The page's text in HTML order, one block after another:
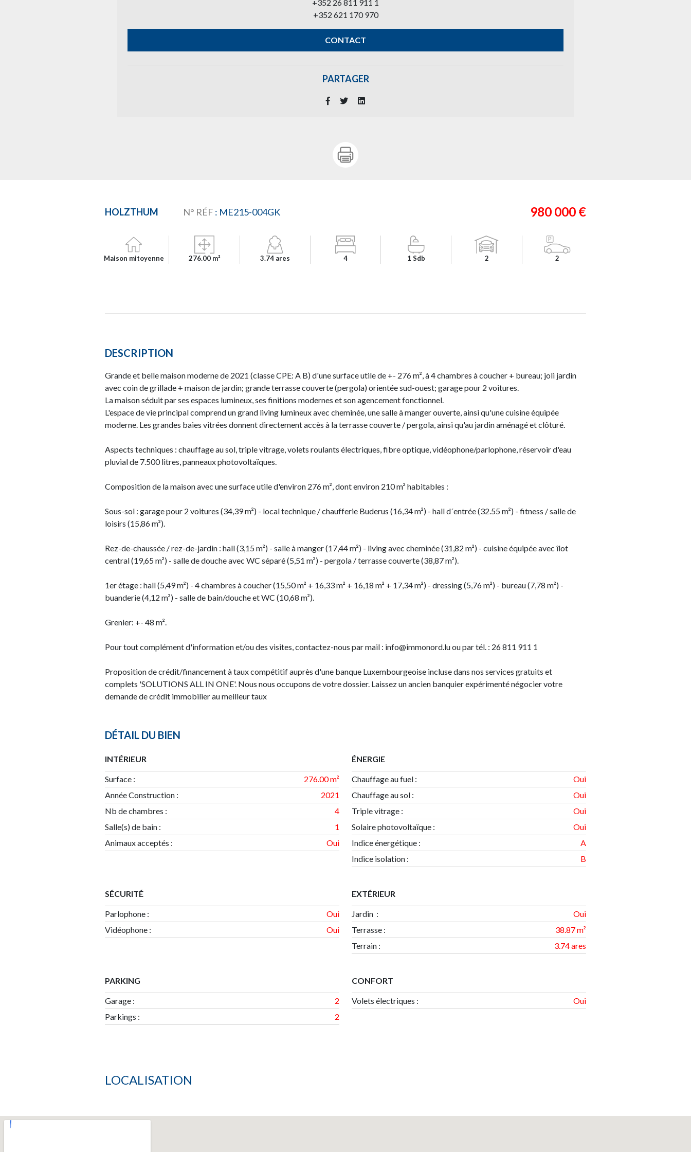
+352 26 811 911 1
+352 621 170 970
CONTACT
PARTAGER
HOLZTHUM N° RÉF : ME215-004GK 980 000 €
Maison mitoyenne 276.00 m² 3.74 ares 4 1 Sdb 2 2
DESCRIPTION
Grande et belle maison moderne de 2021 (classe CPE: A B) d'une surface utile de +- 276 m², à 4 chambres à coucher + bureau; joli jardin
avec coin de grillade + maison de jardin; grande terrasse couverte (pergola) orientée sud-ouest; garage pour 2 voitures.
La maison séduit par ses espaces lumineux, ses finitions modernes et son agencement fonctionnel.
L'espace de vie principal comprend un grand living lumineux avec cheminée, une salle à manger ouverte, ainsi qu'une cuisine équipée
moderne. Les grandes baies vitrées donnent directement accès à la terrasse couverte / pergola, ainsi qu'au jardin aménagé et clôturé.
Aspects techniques : chauffage au sol, triple vitrage, volets roulants électriques, fibre optique, vidéophone/parlophone, réservoir d'eau
pluvial de 7.500 litres, panneaux photovoltaïques.
Composition de la maison avec une surface utile d'environ 276 m², dont environ 210 m² habitables :
Sous-sol : garage pour 2 voitures (34,39 m²) - local technique / chaufferie Buderus (16,34 m²) - hall d´entrée (32.55 m²) - fitness / salle de
loisirs (15,86 m²).
Rez-de-chaussée / rez-de-jardin : hall (3,15 m²) - salle à manger (17,44 m²) - living avec cheminée (31,82 m²) - cuisine équipée avec îlot
central (19,65 m²) - salle de douche avec WC séparé (5,51 m²) - pergola / terrasse couverte (38,87 m²).
1er étage : hall (5,49 m²) - 4 chambres à coucher (15,50 m² + 16,33 m² + 16,18 m² + 17,34 m²) - dressing (5,76 m²) - bureau (7,78 m²) -
buanderie (4,12 m²) - salle de bain/douche et WC (10,68 m²).
Grenier: +- 48 m².
Pour tout complément d'information et/ou des visites, contactez-nous par mail : info@immonord.lu ou par tél. : 26 811 911 1
Proposition de crédit/financement à taux compétitif auprès d'une banque Luxembourgeoise incluse dans nos services gratuits et
complets 'SOLUTIONS ALL IN ONE'. Nous nous occupons de votre dossier. Laissez un ancien banquier expérimenté négocier votre
demande de crédit immobilier au meilleur taux
DÉTAIL DU BIEN
INTÉRIEUR
Surface :
276.00 m²
Année Construction :
2021
Nb de chambres :
4
Salle(s) de bain :
1
Animaux acceptés :
Oui
ÉNERGIE
Chauffage au fuel :
Oui
Chauffage au sol :
Oui
Triple vitrage :
Oui
Solaire photovoltaïque :
Oui
Indice énergétique :
A
Indice isolation : B
SÉCURITÉ
Parlophone :
Oui
Vidéophone :
Oui
EXTÉRIEUR
Jardin :
Oui
Terrasse :
38.87 m²
Terrain : 3.74 ares
PARKING
Garage :
2
Parkings : 2
CONFORT
Volets électriques : Oui
LOCALISATION